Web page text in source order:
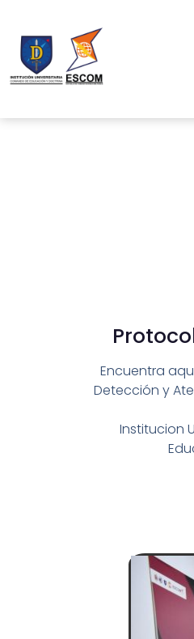
Encuentra
Detección y
Institucion